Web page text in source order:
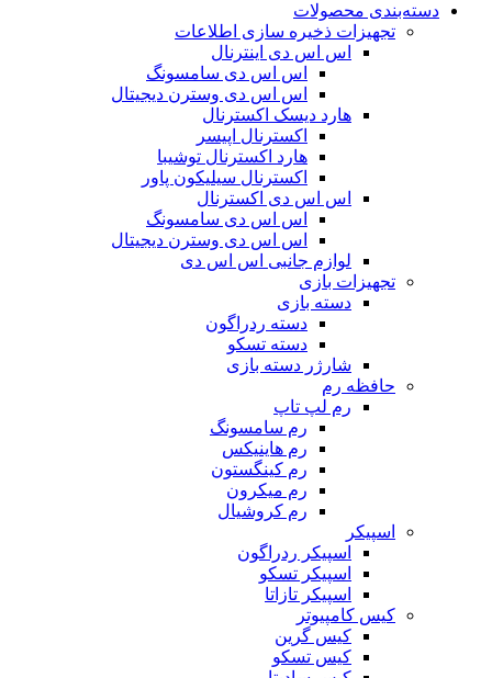
دسته‌بندی محصولات
تجهیزات ذخیره سازی اطلاعات
اس اس دی اینترنال
اس اس دی سامسونگ
اس اس دی وسترن دیجیتال
هارد دیسک اکسترنال
اکسترنال اپیسر
هارد اکسترنال توشیبا
اکسترنال سیلیکون پاور
اس اس دی اکسترنال
اس اس دی سامسونگ
اس اس دی وسترن دیجیتال
لوازم جانبی اس اس دی
تجهیزات بازی
دسته بازی
دسته ردراگون
دسته تسکو
شارژر دسته بازی
حافظه رم
رم لپ تاپ
رم سامسونگ
رم هاینیکس
رم کینگستون
رم میکرون
رم کروشیال
اسپیکر
اسپیکر ردراگون
اسپیکر تسکو
اسپیکر تازاتا
کیس کامپیوتر
کیس گرین
کیس تسکو